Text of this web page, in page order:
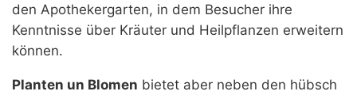
den Apothekergarten, in dem Besucher ihre
Kenntnisse über Kräuter und Heilpflanzen erweitern
können.
Planten un Blomen bietet aber neben den hübsch